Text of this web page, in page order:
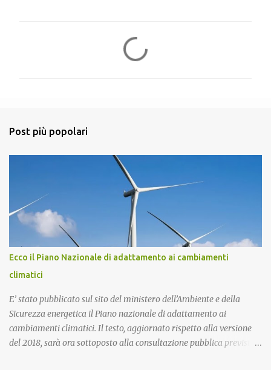
Post più popolari
Ecco il Piano Nazionale di adattamento ai cambiamenti
climatici
E’ stato pubblicato sul sito del ministero dell’Ambiente e della
Sicurezza energetica il Piano nazionale di adattamento ai
cambiamenti climatici. Il testo, aggiornato rispetto alla versione
del 2018, sarà ora sottoposto alla consultazione pubblica prevista